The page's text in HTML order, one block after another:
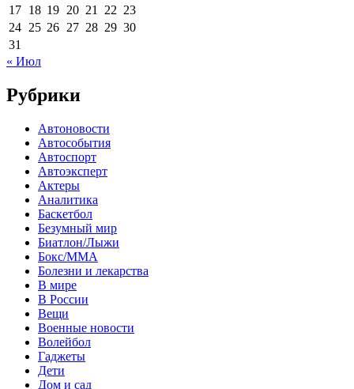
17 18 19 20 21 22 23
24 25 26 27 28 29 30
31
« Июл
Рубрики
Автоновости
Автособытия
Автоспорт
Автоэксперт
Актеры
Аналитика
Баскетбол
Безумный мир
Биатлон/Лыжи
Бокс/MMA
Болезни и лекарства
В мире
В России
Вещи
Военные новости
Волейбол
Гаджеты
Дети
Дом и сад